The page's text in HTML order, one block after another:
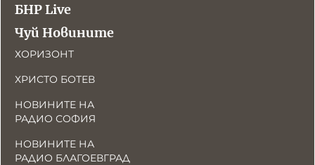
БНР Live
Чуй Новините
ХОРИЗОНТ
ХРИСТО БОТЕВ
НОВИНИТЕ НА
РАДИО СОФИЯ
НОВИНИТЕ НА
РАДИО БЛАГОЕВГРАД